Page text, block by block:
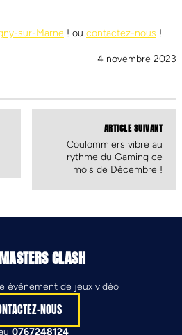
sur-Marne ! ou contactez-nous !
4 novembre 2023
ARTICLE SUIVANT
Coulommiers vibre au
rythme du Gaming ce
mois de Décembre !
CLASH
événement de jeux vidéo
NOUS
0767248124